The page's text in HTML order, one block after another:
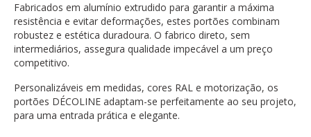
Fabricados em alumínio extrudido para garantir a máxima
resistência e evitar deformações, estes portões combinam
robustez e estética duradoura. O fabrico direto, sem
intermediários, assegura qualidade impecável a um preço
competitivo.
Personalizáveis em medidas, cores RAL e motorização, os
portões DÉCOLINE adaptam-se perfeitamente ao seu projeto,
para uma entrada prática e elegante.